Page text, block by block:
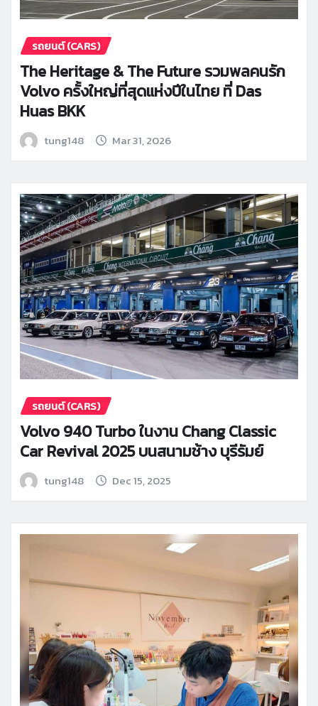
รถยนต์ (CARS)
The Heritage & The Future รวมพลคนรัก
Volvo ครั้งใหญ่ที่สุดแห่งปีในไทย ที่ Das
Huas BKK
tung148 Mar 31, 2026
รถยนต์ (CARS)
Volvo 940 Turbo ในงาน Chang Classic
Car Revival 2025 บนสนามช้าง บุรีรัมย์
tung148 Dec 15, 2025